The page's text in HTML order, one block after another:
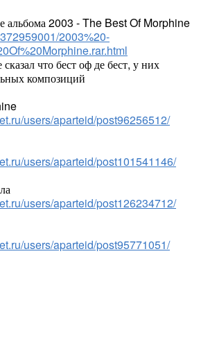
альбома 2003 - The Best Of Morphine
2003%20-
что бест оф де бест, у них
композиций
users/aparteid/post96256512/
users/aparteid/post101541146/
users/aparteid/post126234712/
users/aparteid/post95771051/